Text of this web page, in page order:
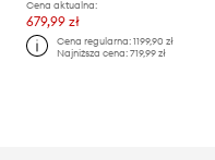
Cena aktualna:
679,99 zł
Cena regularna:1199,90 zł
Najniższa cena:719,99 zł